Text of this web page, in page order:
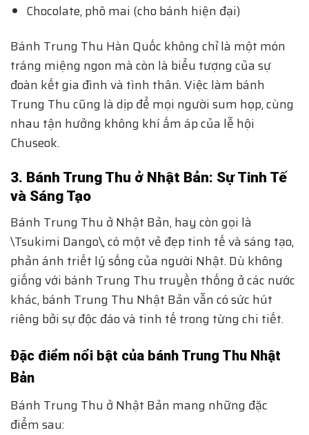
Chocolate, phô mai (cho bánh hiện đại)
Bánh Trung Thu Hàn Quốc không chỉ là một món
tráng miệng ngon mà còn là biểu tượng của sự
đoàn kết gia đình và tình thân. Việc làm bánh
Trung Thu cũng là dịp để mọi người sum họp, cùng
nhau tận hưởng không khí ấm áp của lễ hội
Chuseok.
3. Bánh Trung Thu ở Nhật Bản: Sự Tinh Tế
và Sáng Tạo
Bánh Trung Thu ở Nhật Bản, hay còn gọi là
\Tsukimi Dango\, có một vẻ đẹp tinh tế và sáng tạo,
phản ánh triết lý sống của người Nhật. Dù không
giống với bánh Trung Thu truyền thống ở các nước
khác, bánh Trung Thu Nhật Bản vẫn có sức hút
riêng bởi sự độc đáo và tinh tế trong từng chi tiết.
Đặc điểm nổi bật của bánh Trung Thu Nhật
Bản
Bánh Trung Thu ở Nhật Bản mang những đặc
điểm sau: